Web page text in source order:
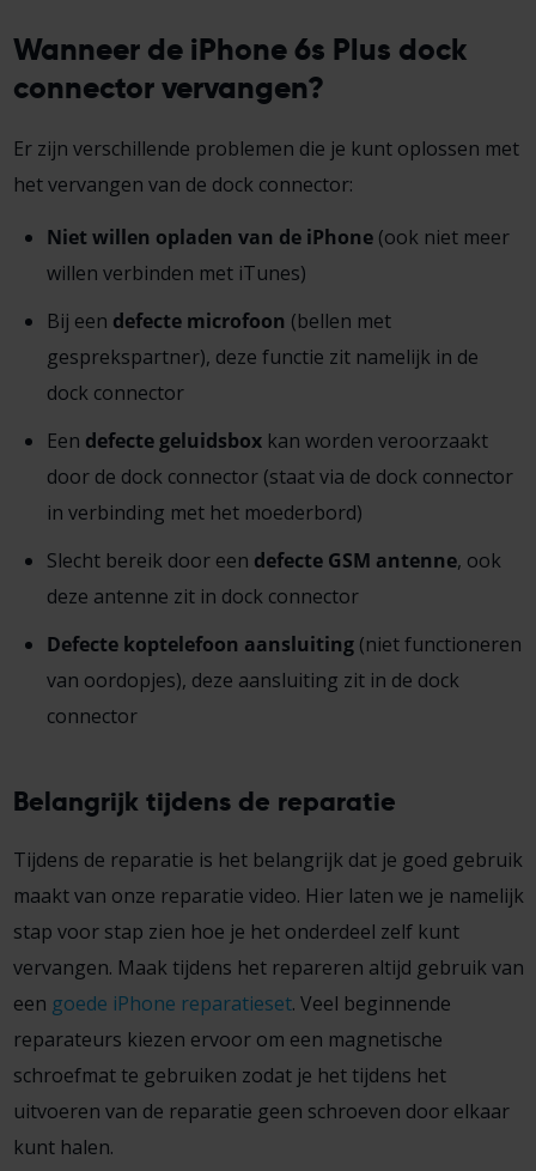
Wanneer de iPhone 6s Plus dock
connector vervangen?
Er zijn verschillende problemen die je kunt oplossen met
het vervangen van de dock connector:
Niet willen opladen van de iPhone(ook niet meer
willen verbinden met iTunes)
Bij een defecte microfoon (bellen met
gesprekspartner), deze functie zit namelijk in de
dock connector
Een defecte geluidsboxkan worden veroorzaakt
door de dock connector (staat via de dock connector
in verbinding met het moederbord)
Slecht bereik door een defecte GSM antenne, ook
deze antenne zit in dock connector
Defecte koptelefoon aansluiting(niet functioneren
van oordopjes), deze aansluiting zit in de dock
connector
Belangrijk tijdens de reparatie
Tijdens de reparatie is het belangrijk dat je goed gebruik
maakt van onze reparatie video. Hier laten we je namelijk
stap voor stap zien hoe je het onderdeel zelf kunt
vervangen. Maak tijdens het repareren altijd gebruik van
een goede iPhone reparatieset. Veel beginnende
reparateurs kiezen ervoor om een magnetische
schroefmat te gebruiken zodat je het tijdens het
uitvoeren van de reparatie geen schroeven door elkaar
kunt halen.